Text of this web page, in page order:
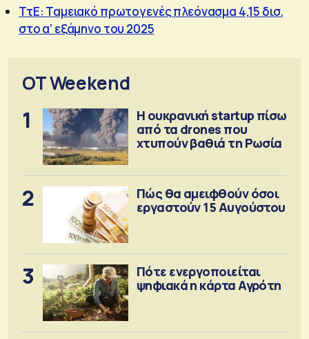
ΤτΕ: Ταμειακό πρωτογενές πλεόνασμα 4,15 δισ.
στο α’ εξάμηνο του 2025
OT Weekend
1
Η ουκρανική startup πίσω
από τα drones που
χτυπούν βαθιά τη Ρωσία
2
Πώς θα αμειφθούν όσοι
εργαστούν 15 Αυγούστου
3
Πότε ενεργοποιείται
ψηφιακά η κάρτα Αγρότη